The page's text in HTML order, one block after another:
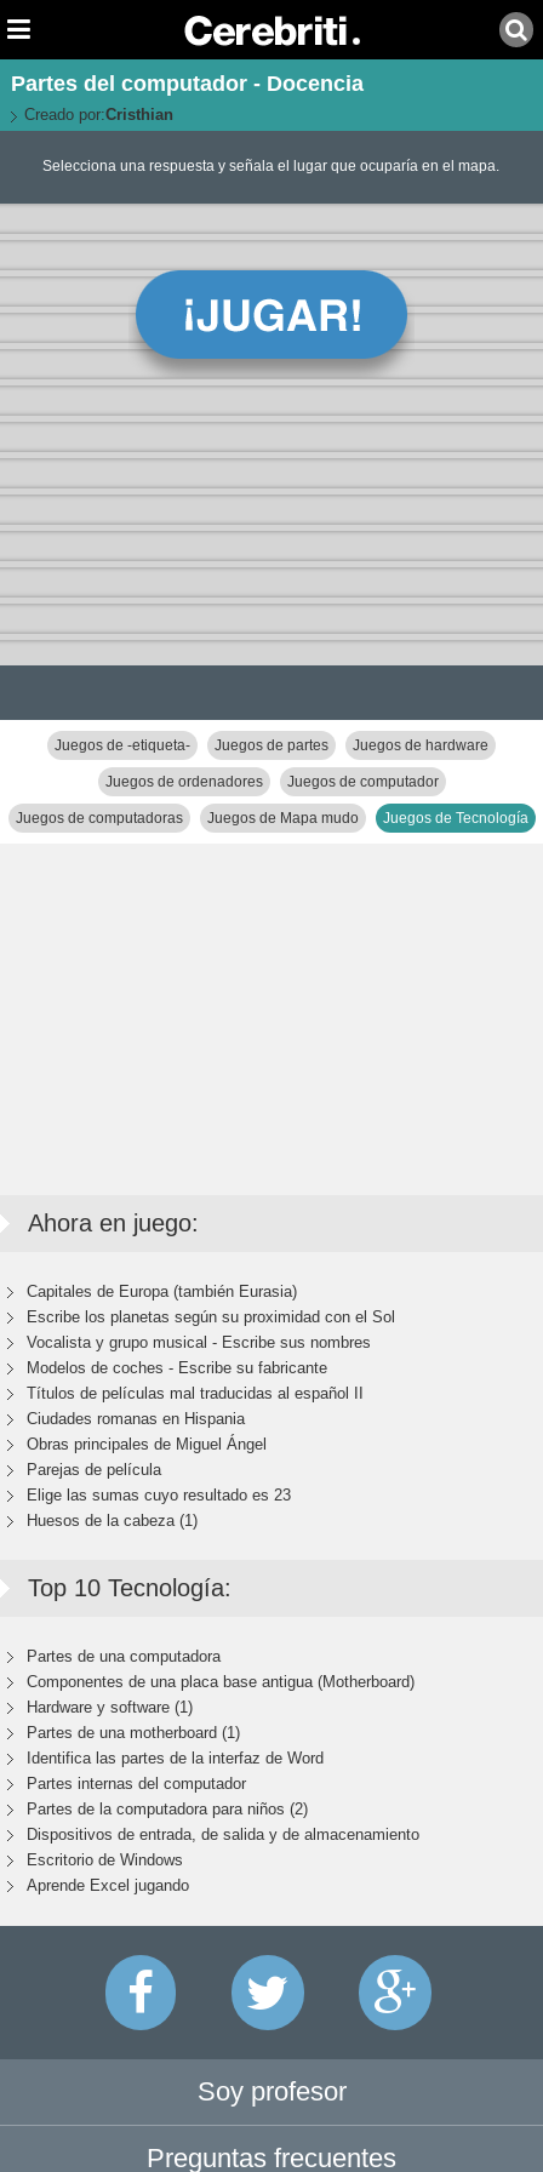
Partes del computador - Docencia
Creado por:Cristhian
Selecciona una respuesta y señala el lugar que ocuparía en el mapa.
Juegos de -etiqueta- Juegos de partes Juegos de hardware
Juegos de ordenadores Juegos de computador
Juegos de computadoras Juegos de Mapa mudo Juegos de Tecnología
Ahora en juego:
Capitales de Europa (también Eurasia)
Escribe los planetas según su proximidad con el Sol
Vocalista y grupo musical - Escribe sus nombres
Modelos de coches - Escribe su fabricante
Títulos de películas mal traducidas al español II
Ciudades romanas en Hispania
Obras principales de Miguel Ángel
Parejas de película
Elige las sumas cuyo resultado es 23
Huesos de la cabeza (1)
Top 10 Tecnología:
Partes de una computadora
Componentes de una placa base antigua (Motherboard)
Hardware y software (1)
Partes de una motherboard (1)
Identifica las partes de la interfaz de Word
Partes internas del computador
Partes de la computadora para niños (2)
Dispositivos de entrada, de salida y de almacenamiento
Escritorio de Windows
Aprende Excel jugando
Soy profesor
Preguntas frecuentes